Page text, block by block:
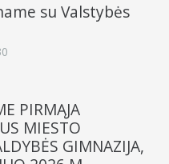
su Valstybės
PIRMĄJA
MIESTO
GIMNAZIJA,